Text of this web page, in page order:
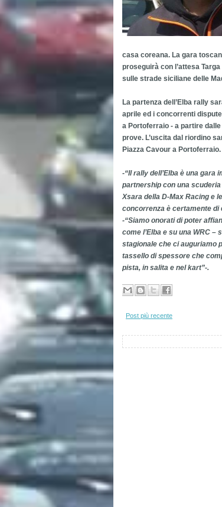
casa coreana. La gara
proseguirà con l’attesa
sulle strade siciliane delle
La partenza dell’Elba rally
aprile ed i concorrenti
a Portoferraio - a partire
prove. L’uscita dal riordino
Piazza Cavour a Portoferraio.
-“Il rally dell’Elba è una
partnership con una
Xsara della D-Max Racing e
concorrenza è certamente di
-“Siamo onorati di poter
come l’Elba e su una WRC
stagionale che ci auguriamo
tassello di spessore che
pista, in salita e nel kart”-.
Post più recente